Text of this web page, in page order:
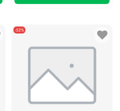
-52%